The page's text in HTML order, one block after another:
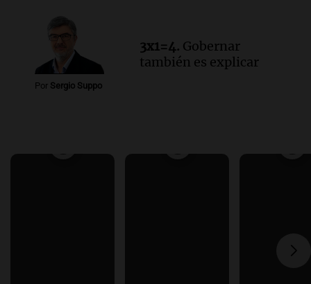
Por Sergio Suppo
3x1=4. Gobernar
también es explicar